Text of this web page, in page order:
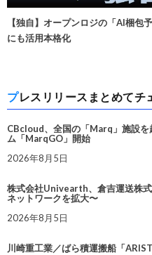
【独自】オープンロジの「AI梱包
にも活用本格化
プレスリリースまとめてチ
CBcloud、全国の「Marq」施設を
ム「MarqGO」開始
2026年8月5日
株式会社Univearth、倉吉運送株
ネットワークを拡大〜
2026年8月5日
川崎重工業／ばら積運搬船「